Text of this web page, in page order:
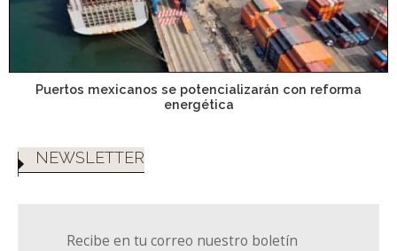
Puertos mexicanos se potencializarán con reforma
energética
NEWSLETTER
Recibe en tu correo nuestro boletín